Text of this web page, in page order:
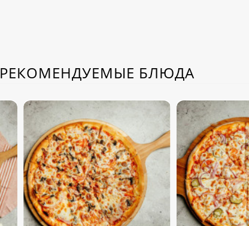
РЕКОМЕНДУЕМЫЕ БЛЮДА